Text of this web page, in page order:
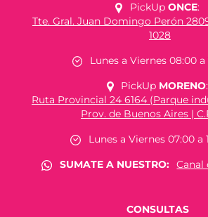
PickUp ONCE:
Tte. Gral. Juan Domingo Perón
1028
Lunes a Viernes 08:00 a
PickUp MORENO:
Ruta Provincial 24 6164 (Parque
Prov. de Buenos Aires |
Lunes a Viernes 07:00 a
SUMATE A NUESTRO:
Canal
CONSULTAS